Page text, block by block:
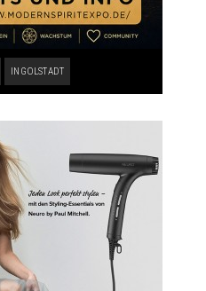
INGOLSTADT